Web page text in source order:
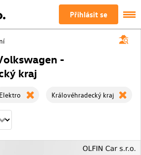
Přihlásit se
-
kraj
Elektro Královéhradecký kraj